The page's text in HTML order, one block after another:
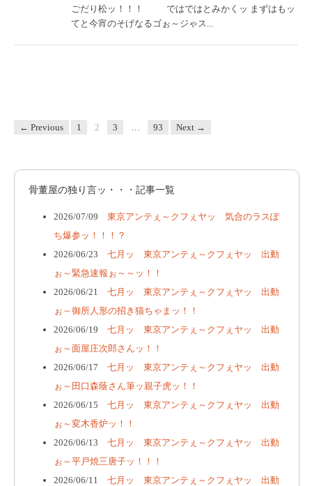
ごだり松ッ！！！ ではではとみかくッ まずはもッ
てと今宵のそげなるゴぉ～ジゃス...
← Previous 1 2 3 … 93 Next →
骨董屋の独り言ッ・・・記事一覧
2026/07/09 東京アンテぇ～クフぇヤッ 気合のラスぽ
ち爆参ッ！！！？
2026/06/23 七月ッ 東京アンテぇ～クフぇヤッ 出動
ぉ～緊急速報ぉ～～ッ！！
2026/06/21 七月ッ 東京アンテぇ～クフぇヤッ 出動
ぉ～御所人形の招き猫ちゃまッ！！
2026/06/19 七月ッ 東京アンテぇ～クフぇヤッ 出動
ぉ～面屋庄次郎さんッ！！
2026/06/17 七月ッ 東京アンテぇ～クフぇヤッ 出動
ぉ～田口森蔭さん筆ッ親子虎ッ！！
2026/06/15 七月ッ 東京アンテぇ～クフぇヤッ 出動
ぉ～変木香炉ッ！！
2026/06/13 七月ッ 東京アンテぇ～クフぇヤッ 出動
ぉ～平戸焼三唐子ッ！！！
2026/06/11 七月ッ 東京アンテぇ～クフぇヤッ 出動